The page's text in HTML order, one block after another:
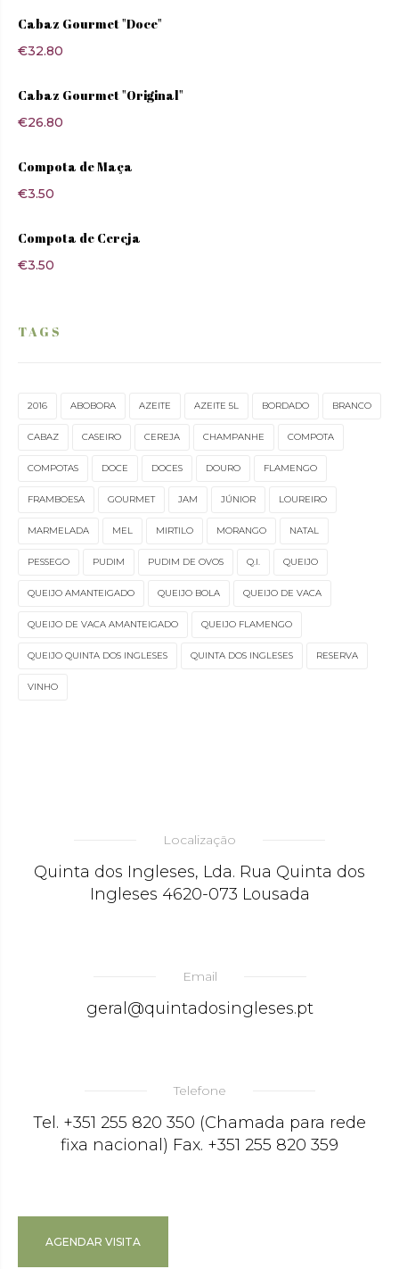
Cabaz Gourmet "Doce"
€32.80
Cabaz Gourmet "Original"
€26.80
Compota de Maça
€3.50
Compota de Cereja
€3.50
TAGS
2016 ABOBORA AZEITE AZEITE 5L BORDADO BRANCO
CABAZ CASEIRO CEREJA CHAMPANHE COMPOTA
COMPOTAS DOCE DOCES DOURO FLAMENGO
FRAMBOESA GOURMET JAM JÚNIOR LOUREIRO
MARMELADA MEL MIRTILO MORANGO NATAL
PESSEGO PUDIM PUDIM DE OVOS Q.I. QUEIJO
QUEIJO AMANTEIGADO QUEIJO BOLA QUEIJO DE VACA
QUEIJO DE VACA AMANTEIGADO QUEIJO FLAMENGO
QUEIJO QUINTA DOS INGLESES QUINTA DOS INGLESES RESERVA
VINHO
Localização
Quinta dos Ingleses, Lda. Rua Quinta dos
Ingleses 4620-073 Lousada
Email
geral@quintadosingleses.pt
Telefone
Tel. +351 255 820 350 (Chamada para rede
fixa nacional) Fax. +351 255 820 359
AGENDAR VISITA